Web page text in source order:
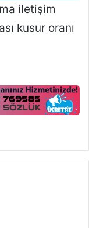
iletişim
kusur oranı